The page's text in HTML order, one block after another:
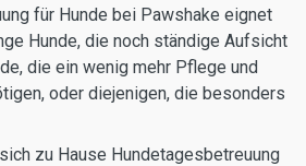
für Hunde bei Pawshake eignet
Hunde, die noch ständige Aufsicht
die ein wenig mehr Pflege und
oder diejenigen, die besonders
zu Hause Hundetagesbetreuung